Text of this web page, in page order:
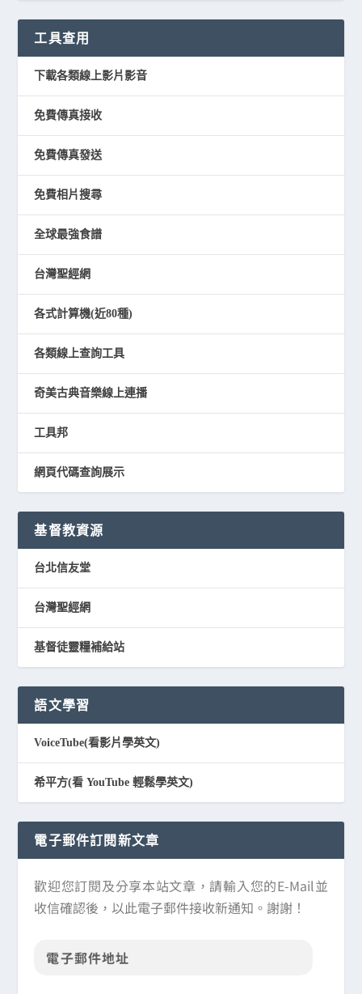
工具查用
下載各類線上影片影音
免費傳真接收
免費傳真發送
免費相片搜尋
全球最強食譜
台灣聖經網
各式計算機(近80種)
各類線上查詢工具
奇美古典音樂線上連播
工具邦
網頁代碼查詢展示
基督教資源
台北信友堂
台灣聖經網
基督徒靈糧補給站
語文學習
VoiceTube(看影片學英文)
希平方(看 YouTube 輕鬆學英文)
電子郵件訂閱新文章
歡迎您訂閱及分享本站文章，請輸入您的E-Mail並
收信確認後，以此電子郵件接收新通知。謝謝！